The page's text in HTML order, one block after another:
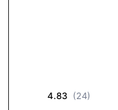
4.83 (24)